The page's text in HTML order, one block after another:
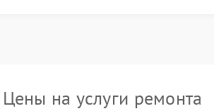
Цены на услуги ремонта